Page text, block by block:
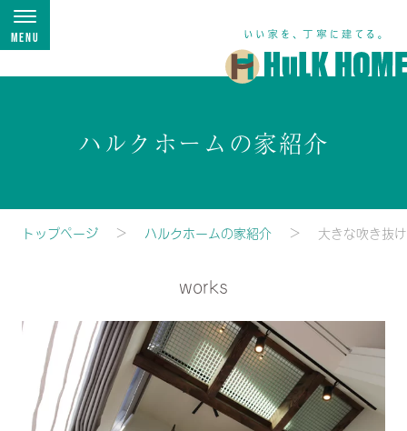
Menu
ハルクホームの家紹介
トップページ ハルクホームの家紹介 大きな吹き抜
works